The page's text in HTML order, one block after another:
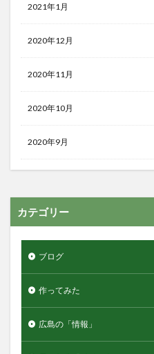
2021年1月
2020年12月
2020年11月
2020年10月
2020年9月
カテゴリー
ブログ
作ってみた
広島の「情報」